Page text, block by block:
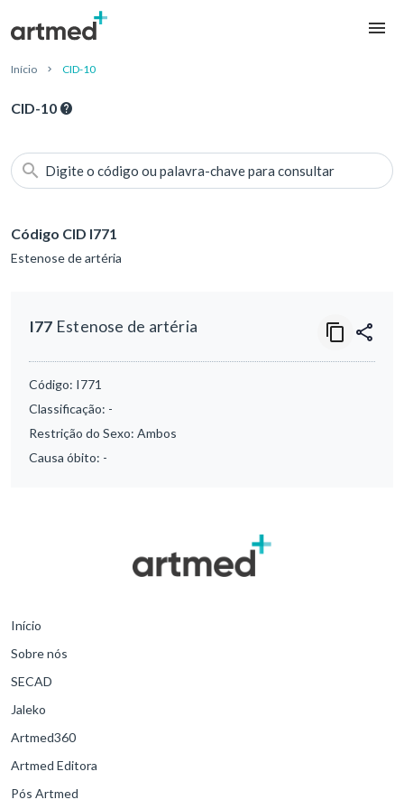
Início CID-10
CID-10
Digite o código ou palavra-chave para consultar
Código CID I771
Estenose de artéria
I77 Estenose de artéria
Código: I771
Classificação: -
Restrição do Sexo: Ambos
Causa óbito: -
Início
Sobre nós
SECAD
Jaleko
Artmed360
Artmed Editora
Pós Artmed